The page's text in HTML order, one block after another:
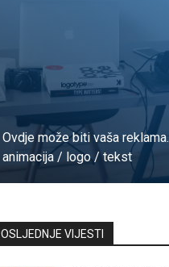
Ovdje može biti vaša reklama.
animacija / logo / tekst
VIJESTI